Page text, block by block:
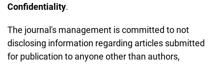
Confidentiality.
The journal's management is committed to not
disclosing information regarding articles submitted
for publication to anyone other than authors,